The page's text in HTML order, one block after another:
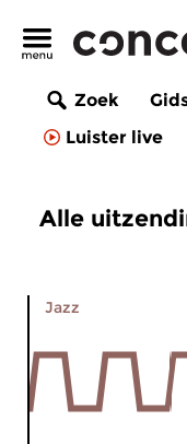
Zoek
Luister live
Alle
Jazz